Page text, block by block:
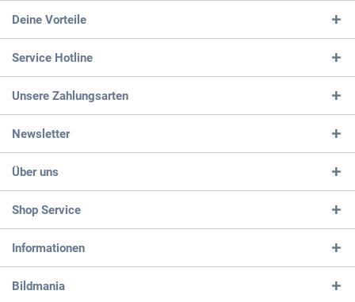
Deine Vorteile
Service Hotline
Unsere Zahlungsarten
Newsletter
Über uns
Shop Service
Informationen
Bildmania